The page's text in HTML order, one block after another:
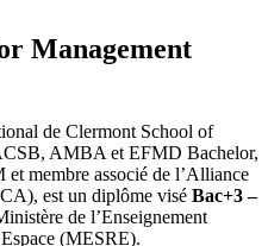
Management
de Clermont School of
AMBA et EFMD Bachelor,
membre associé de l’Alliance
est un diplôme visé Bac+3 –
de l’Enseignement
(MESRE).